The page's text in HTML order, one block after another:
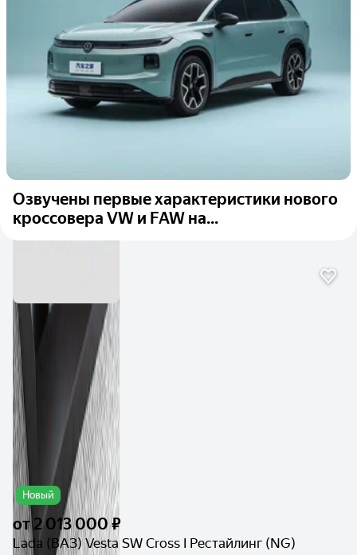
Озвучены первые характеристики нового
кроссовера VW и FAW на...
Новый
от2 013 000 ₽
Lada (ВАЗ) Vesta SW Cross I Рестайлинг (NG)